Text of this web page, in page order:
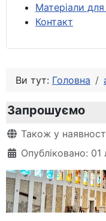
Матеріали
Контакт
Ви тут: Головна
Запрошуємо
Деталі
Також у
Опубліковано: